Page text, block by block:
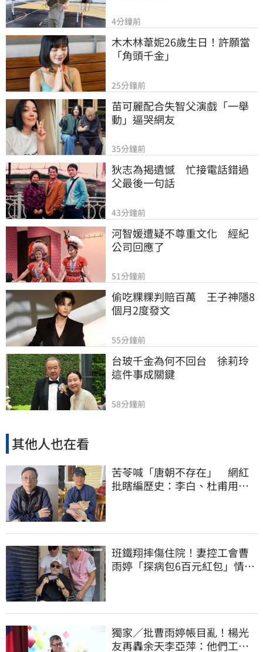
4分鐘前
木木林葦妮26歲生日！許願當
「角頭千金」
25分鐘前
苗可麗配合失智父演戲「一舉
動」逼哭網友
35分鐘前
狄志為揭遺憾　忙接電話錯過
父最後一句話
43分鐘前
河智媛遭疑不尊重文化　經紀
公司回應了
51分鐘前
偷吃粿粿判賠百萬　王子神隱8
個月2度發文
55分鐘前
台玻千金為何不回台　徐莉玲
這件事成關鍵
58分鐘前
其他人也在看
苦苓喊「唐朝不存在」 網紅
批瞎編歷史：李白、杜甫用鮮
班鐵翔摔傷住院！妻控工會曹
雨婷「探病包6百元紅包」情
獨家／批曹雨婷帳目亂！楊光
友再轟余天李亞萍：他們工會